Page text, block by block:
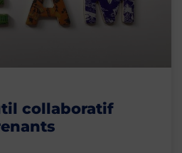
collaboratif